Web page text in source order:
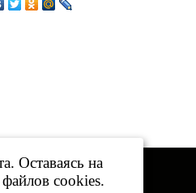
офертой.
Оставаясь на
cookies.